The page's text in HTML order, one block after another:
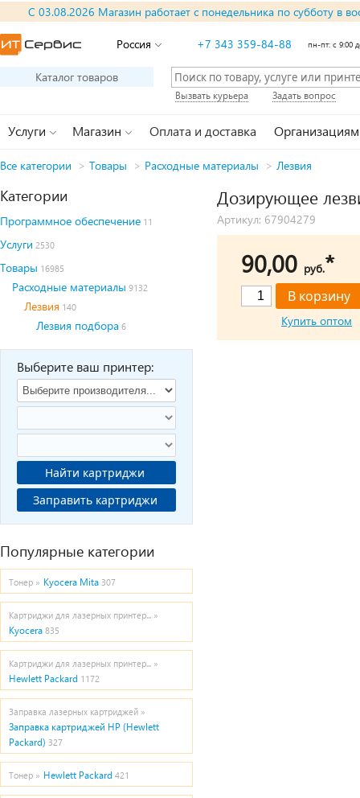
С 03.08.2026 Магазин работает с понедельника по субботу в
Россия +7 343 359-84-88 пн-пт: с 9:00
Каталог товаров
Вызвать курьера Задать вопрос
Услуги Магазин Оплата и доставка Организациям
Все категории > Товары > Расходные материалы > Лезвия
Категории
Программное обеспечение 11
Услуги 2530
Товары 16985
Расходные материалы 9132
Лезвия 140
Лезвия подбора 6
Выберите ваш принтер:
Найти картриджи
Заправить картриджи
Популярные категории
Тонер » Kyocera Mita 307
Картриджи для лазерных принтер... »
Kyocera 835
Картриджи для лазерных принтер... »
Hewlett Packard 1172
Заправка лазерных картриджей »
Заправка картриджей HP (Hewlett
Packard) 327
Тонер » Hewlett Packard 421
Дозирующее
Артикул: 67904279
90,00 руб.*
Купить оптом